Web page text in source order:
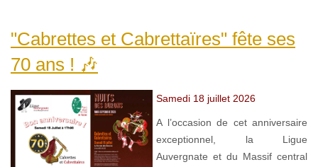
"Cabrettes et Cabrettaïres" fête ses
70 ans ! 🎶
Samedi 18 juillet 2026
A l’occasion de cet anniversaire
exceptionnel, la Ligue
Auvergnate et du Massif central